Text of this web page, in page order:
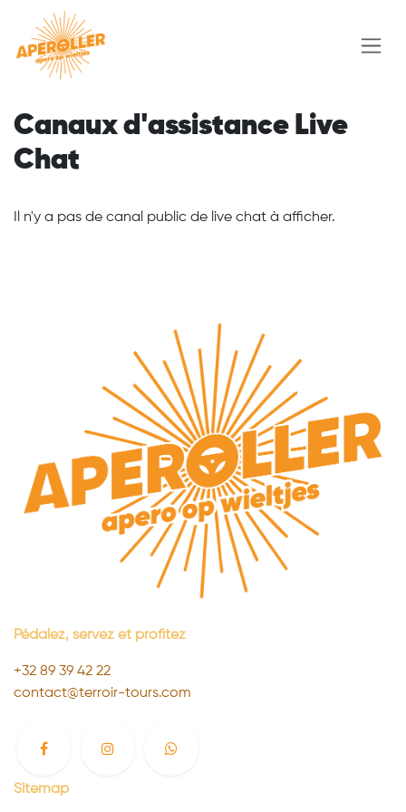
Se rendre au contenu
Canaux d'assistance Live
Chat
Il n'y a pas de canal public de live chat à afficher.
Pédalez, servez et profitez ​
+32 89 39 42 22
contact@terroir-tours.com
Sitemap